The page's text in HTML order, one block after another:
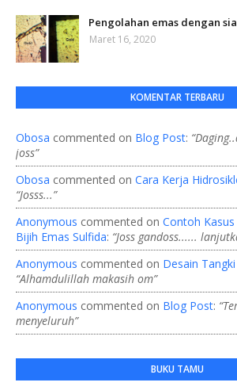
Pengolahan emas dengan
Maret 16, 2020
KOMENTAR TERBARU
Obosa commented on Blog Post:
joss”
Obosa commented on Cara Kerja
“Josss...”
Anonymous commented on Contoh
Bijih Emas Sulfida: “Joss gandoss......
Anonymous commented on Desain
“Alhamdulillah makasih om”
Anonymous commented on Blog Post:
menyeluruh”
BUKU TAMU